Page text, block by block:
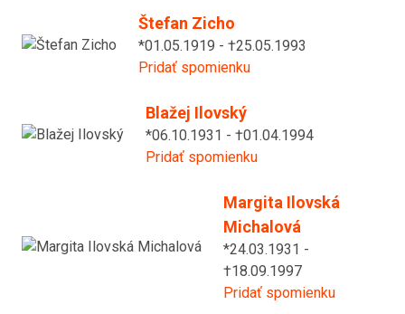
Štefan Zicho
*01.05.1919 - †25.05.1993
Pridať spomienku
Blažej Ilovský
*06.10.1931 - †01.04.1994
Pridať spomienku
Margita Ilovská
Michalová
*24.03.1931 -
†18.09.1997
Pridať spomienku